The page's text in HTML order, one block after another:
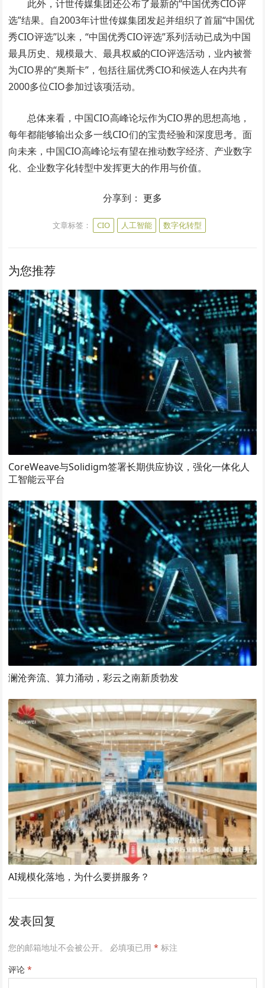
此外，计世传媒集团还公布了最新的“中国优秀CIO评
选”结果。自2003年计世传媒集团发起并组织了首届“中国优
秀CIO评选”以来，“中国优秀CIO评选”系列活动已成为中国
最具历史、规模最大、最具权威的CIO评选活动，业内被誉
为CIO界的“奥斯卡”，包括往届优秀CIO和候选人在内共有
2000多位CIO参加过该项活动。
总体来看，中国CIO高峰论坛作为CIO界的思想高地，
每年都能够输出众多一线CIO们的宝贵经验和深度思考。面
向未来，中国CIO高峰论坛有望在推动数字经济、产业数字
化、企业数字化转型中发挥更大的作用与价值。
分享到： 更多
文章标签： CIO 人工智能 数字化转型
为您推荐
CoreWeave与Solidigm签署长期供应协议，强化一体化人
工智能云平台
澜沧奔流、算力涌动，彩云之南新质勃发
AI规模化落地，为什么要拼服务？
发表回复
您的邮箱地址不会被公开。 必填项已用* 标注
评论*